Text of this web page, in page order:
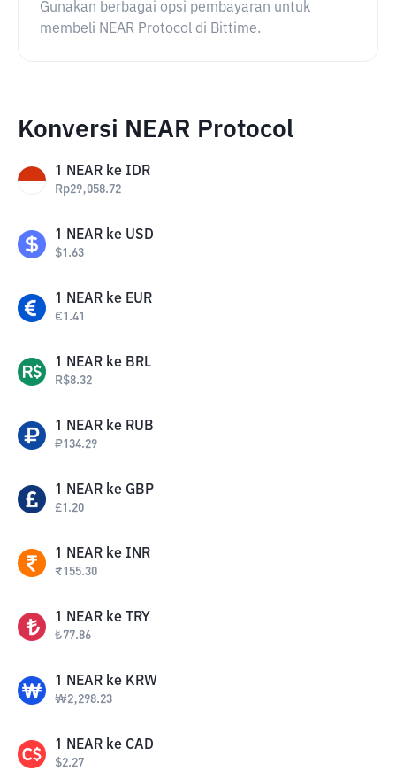
Gunakan berbagai opsi pembayaran untuk
membeli NEAR Protocol di Bittime.
Konversi NEAR Protocol
1 NEAR ke IDR
Rp29,058.72
1 NEAR ke USD
$1.63
1 NEAR ke EUR
€1.41
1 NEAR ke BRL
R$8.32
1 NEAR ke RUB
₽134.29
1 NEAR ke GBP
£1.20
1 NEAR ke INR
₹155.30
1 NEAR ke TRY
₺77.86
1 NEAR ke KRW
₩2,298.23
1 NEAR ke CAD
$2.27